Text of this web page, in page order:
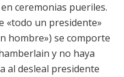
ceremonias pueriles.
«todo un presidente»
hombre») se comporte
y no haya
al desleal presidente